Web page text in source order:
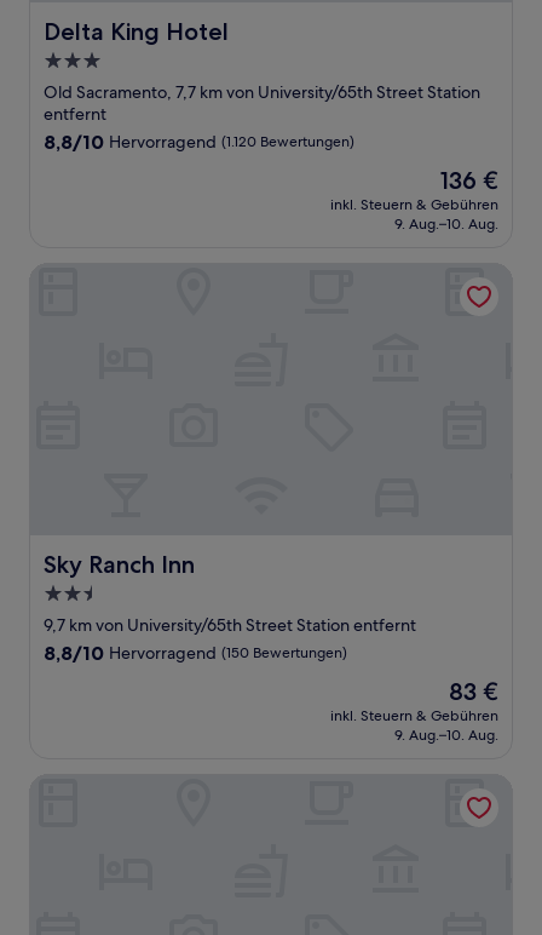
Delta King Hotel
Delta King Hotel
3.0-
Sterne-
Unterkunft
Old Sacramento, 7,7 km von University/65th Street Station
entfernt
8.8
8,8/10 Hervorragend (1.120 Bewertungen)
Der
Preis
beträgt
136 €
inkl. Steuern & Gebühren
9. Aug.–10. Aug.
Sky Ranch Inn
Sky Ranch Inn
2.5-
Sterne-
Unterkunft
9,7 km von University/65th Street Station entfernt
8.8
8,8/10 Hervorragend (150 Bewertungen)
Der
Preis
beträgt
83 €
inkl. Steuern & Gebühren
9. Aug.–10. Aug.